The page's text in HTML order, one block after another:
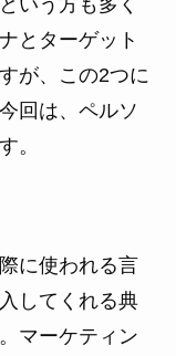
とターゲット
が、この2つに
回は、ペルソ
。
に使われる言
してくれる典
マーケティン